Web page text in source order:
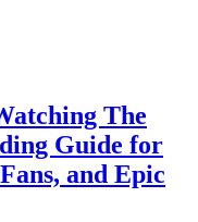
The
Guide for
and Epic